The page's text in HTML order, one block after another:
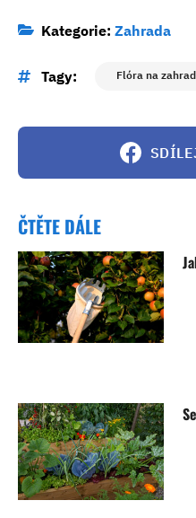
Kategorie: Zahrada
Tagy: Flóra na
ČTĚTE DÁLE